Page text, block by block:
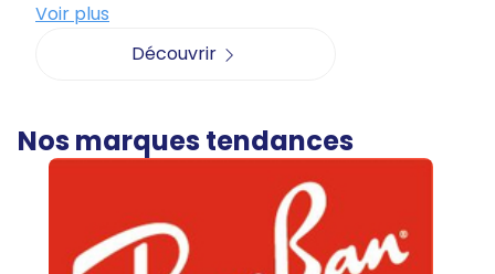
Voir plus
Découvrir
Nos marques tendances